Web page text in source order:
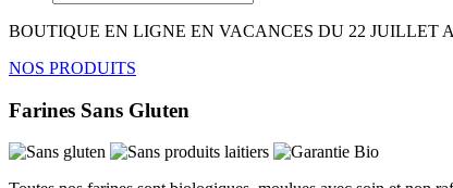
recherche
sélectionné.
se
de
BOUTIQUE EN LIGNE EN VACANCES DU 22 JUILLET
NOS PRODUITS
Farines Sans Gluten